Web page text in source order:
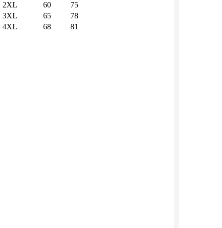
2XL
60
75
3XL
65
78
4XL
68 81